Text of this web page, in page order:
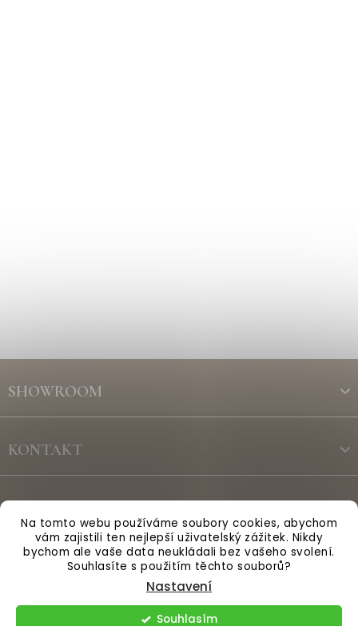
Na tomto webu používáme soubory cookies, abychom
vám zajistili ten nejlepší uživatelský zážitek. Nikdy
bychom ale vaše data neukládali bez vašeho svolení.
Souhlasíte s použitím těchto souborů?
Nastavení
Souhlasím
á
p
a
SHOWROOM
KONTAKT
Vytvořil Shoptet
Copyright 2026Anglická sezóna. Všechna práva vyhrazena.